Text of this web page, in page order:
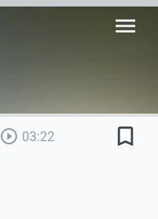
menu
play_circle_outline 03:22 bookmark_border